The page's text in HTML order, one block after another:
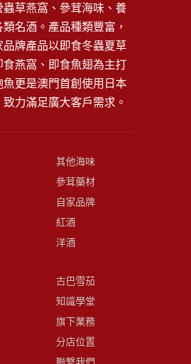
草燕窩、參茸海味、養
名酒。產品種類豐富，
牌產品以即食冬蟲夏草
燕窩、即食魚翅為主打
魚更是澳門首創使用日本
力滿足廣大客戶需求。
其他海味
參茸藥材
自家品牌
紅酒
洋酒
古巴雪茄
知識學堂
旗下業務
分店位置
聯繫我們